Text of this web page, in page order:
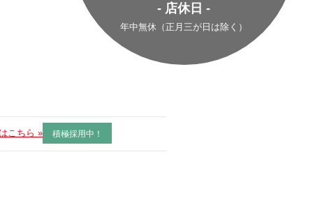
- 店休日 -
年中無休（正月三が日は除く）
こちら » 積極採用中！